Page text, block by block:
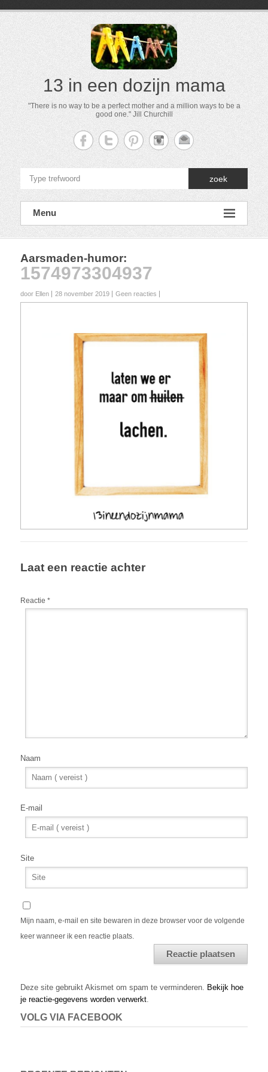
13 in een dozijn mama
"There is no way to be a perfect mother and a million ways to be a
good one." Jill Churchill
zoek
Menu
Aarsmaden-humor:
1574973304937
door Ellen 28 november 2019 Geen reacties
Laat een reactie achter
Reactie *
Naam
E-mail
Site
Mijn naam, e-mail en site bewaren in deze browser voor de volgende
keer wanneer ik een reactie plaats.
Deze site gebruikt Akismet om spam te verminderen. Bekijk hoe
je reactie-gegevens worden verwerkt.
VOLG VIA FACEBOOK